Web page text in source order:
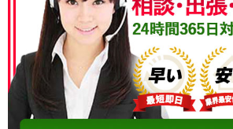
050-3186-